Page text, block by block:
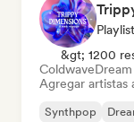
&gt; 1200
Coldwave
Agregar artistas
Synthpop